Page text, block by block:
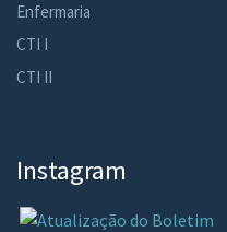
Enfermaria
CTI I
CTI II
Instagram